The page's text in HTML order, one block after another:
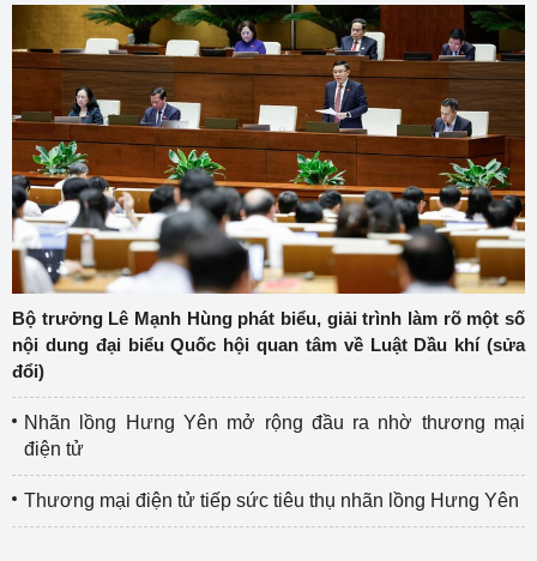
Bộ trưởng Lê Mạnh Hùng phát biểu, giải trình làm rõ một số
nội dung đại biểu Quốc hội quan tâm về Luật Dầu khí (sửa
đổi)
Nhãn lồng Hưng Yên mở rộng đầu ra nhờ thương mại
điện tử
Thương mại điện tử tiếp sức tiêu thụ nhãn lồng Hưng Yên